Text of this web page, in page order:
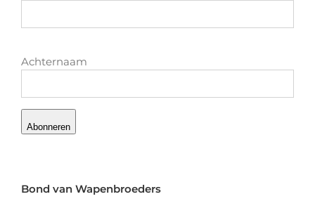
Achternaam
Abonneren
Bond van Wapenbroeders